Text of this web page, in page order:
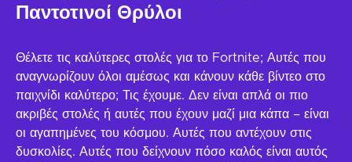
Παντοτινοί Θρύλοι
Θέλετε τις καλύτερες στολές για το Fortnite; Αυτές που
αναγνωρίζουν όλοι αμέσως και κάνουν κάθε βίντεο στο
παιχνίδι καλύτερο; Τις έχουμε. Δεν είναι απλά οι πιο
ακριβές στολές ή αυτές που έχουν μαζί μια κάπα – είναι
οι αγαπημένες του κόσμου. Αυτές που αντέχουν στις
δυσκολίες. Αυτές που δείχνουν πόσο καλός είναι αυτός